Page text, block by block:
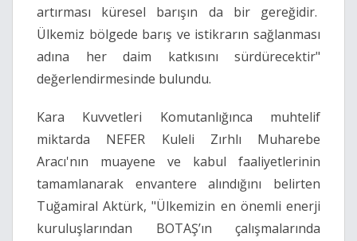
artırması küresel barışın da bir gereğidir.
Ülkemiz bölgede barış ve istikrarın sağlanması
adına her daim katkısını sürdürecektir"
değerlendirmesinde bulundu.
Kara Kuvvetleri Komutanlığınca muhtelif
miktarda NEFER Kuleli Zırhlı Muharebe
Aracı'nın muayene ve kabul faaliyetlerinin
tamamlanarak envantere alındığını belirten
Tuğamiral Aktürk, "Ülkemizin en önemli enerji
kuruluşlarından BOTAŞ’ın çalışmalarında